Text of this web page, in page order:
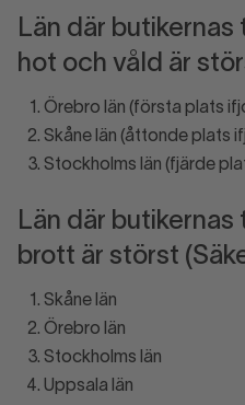
Län där
hot och våld är
Örebro län (första plats
Skåne län (åttonde plats
Stockholms län (fjärde
Län där
brott är störst
Skåne län
Örebro län
Stockholms län
Uppsala län